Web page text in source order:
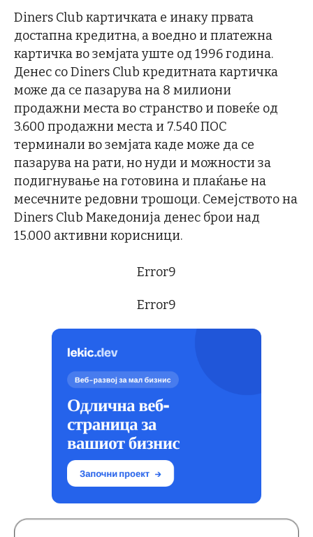
Diners Club картичката е инаку првата
достапна кредитна, а воедно и платежна
картичка во земјата уште од 1996 година.
Денес со Diners Club кредитната картичка
може да се пазарува на 8 милиони
продажни места во странство и повеќе од
3.600 продажни места и 7.540 ПОС
терминали во земјата каде може да се
пазарува на рати, но нуди и можности за
подигнување на готовина и плаќање на
месечните редовни трошоци. Семејството на
Diners Club Македонија денес брои над
15.000 активни корисници.
Error9
Error9